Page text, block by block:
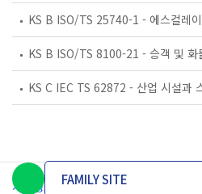
개인정보처리방침 이용약관 담
FAMILY SITE